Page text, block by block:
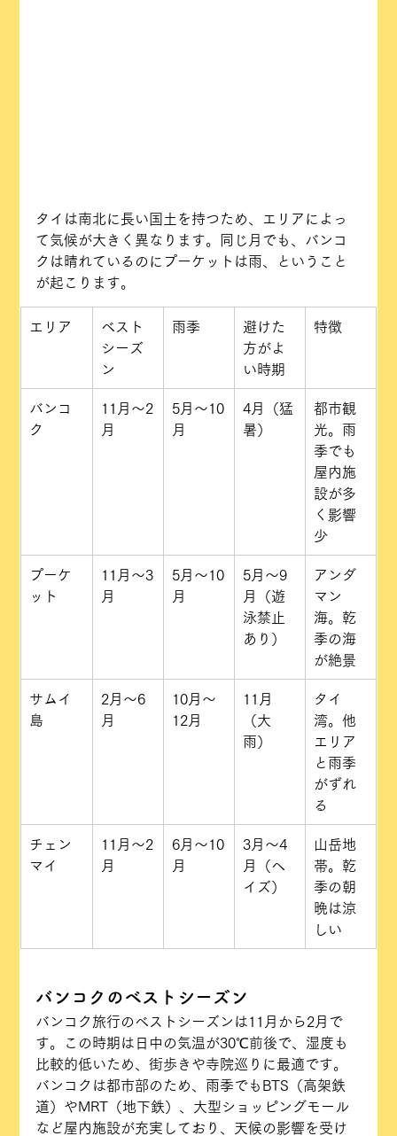
タイは南北に長い国土を持つため、エリアによっ
て気候が大きく異なります。同じ月でも、バンコ
クは晴れているのにプーケットは雨、ということ
が起こります。
エリア
ベスト
シーズ
ン
雨季
避けた
方がよ
い時期
特徴
バンコ
ク
11月〜2
月
5月〜10
月
4月（猛
暑）
都市観
光。雨
季でも
屋内施
設が多
く影響
少
プーケ
ット
11月〜3
月
5月〜10
月
5月〜9
月（遊
泳禁止
あり）
アンダ
マン
海。乾
季の海
が絶景
サムイ
島
2月〜6
月
10月〜
12月
11月
（大
雨）
タイ
湾。他
エリア
と雨季
がずれ
る
チェン
マイ
11月〜2
月
6月〜10
月
3月〜4
月（ヘ
イズ）
山岳地
帯。乾
季の朝
晩は涼
しい
バンコクのベストシーズン
バンコク旅行のベストシーズンは11月から2月で
す。この時期は日中の気温が30℃前後で、湿度も
比較的低いため、街歩きや寺院巡りに最適です。
バンコクは都市部のため、雨季でもBTS（高架鉄
道）やMRT（地下鉄）、大型ショッピングモール
など屋内施設が充実しており、天候の影響を受け